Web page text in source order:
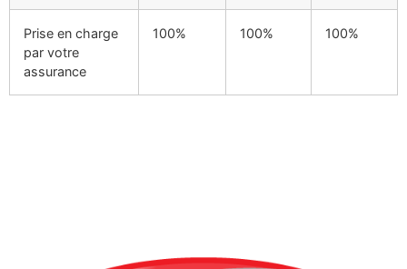
Prise en charge
par votre
assurance
100% 100% 100%